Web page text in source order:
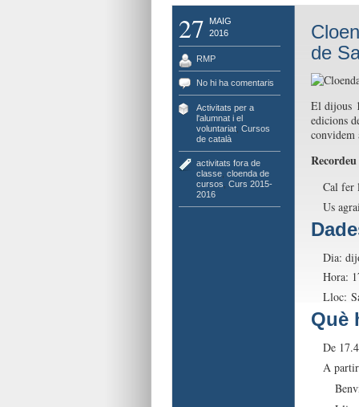
27
MAIG
2016
RMP
No hi ha comentaris
Activitats per a
l'alumnat i el
voluntariat, Cursos
de català
activitats fora de
classe, cloenda de
cursos Curs 2015-
2016
de
El dijous
edicions
convidem
Cal fer
Us
Dia:
Hora:
Lloc:
Què
De
A